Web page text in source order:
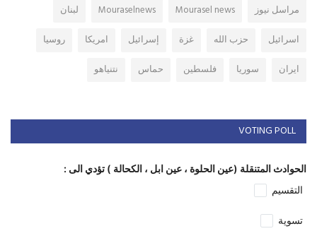
مراسل نيوز Mourasel news
Mouraselnews
لبنان
اسرائيل
حزب الله غزة إسرائيل امريكا
روسيا
ايران
سوريا فلسطين حماس نتنياهو
VOTING POLL
الحوادث المتنقلة (عين الحلوة ، عين ابل ، الكحالة ) تؤدي الى :
التقسيم
تسوية